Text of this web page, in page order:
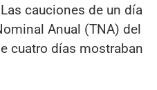
cauciones de un día
Anual (TNA) del
cuatro días mostraban